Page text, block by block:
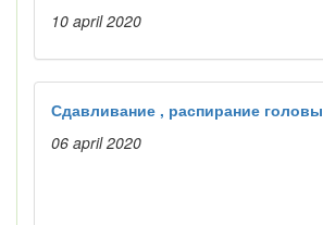
10 april 2020
Сдавливание , распирание головы
06 april 2020